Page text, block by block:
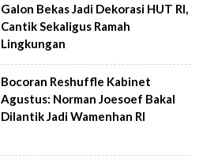
Galon Bekas Jadi Dekorasi HUT RI,
Cantik Sekaligus Ramah
Lingkungan
Bocoran Reshuffle Kabinet
Agustus: Norman Joesoef Bakal
Dilantik Jadi Wamenhan RI